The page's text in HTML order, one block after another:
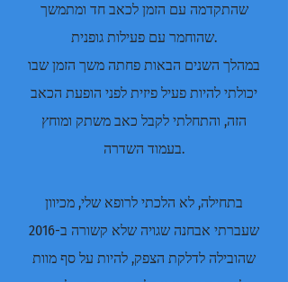
שהתקדמה עם הזמן לכאב חד ומתמשך
שהוחמר עם פעילות גופנית.
במהלך השנים הבאות פחתה משך הזמן שבו
יכולתי להיות פעיל פיזית לפני הופעת הכאב
הזה, והתחלתי לקבל כאב משתק ומוחץ
בעמוד השדרה.
בתחילה, לא הלכתי לרופא שלי, מכיוון
שעברתי אבחנה שגויה שלא קשורה ב-2016
שהובילה לדלקת הצפק, להיות על סף מוות